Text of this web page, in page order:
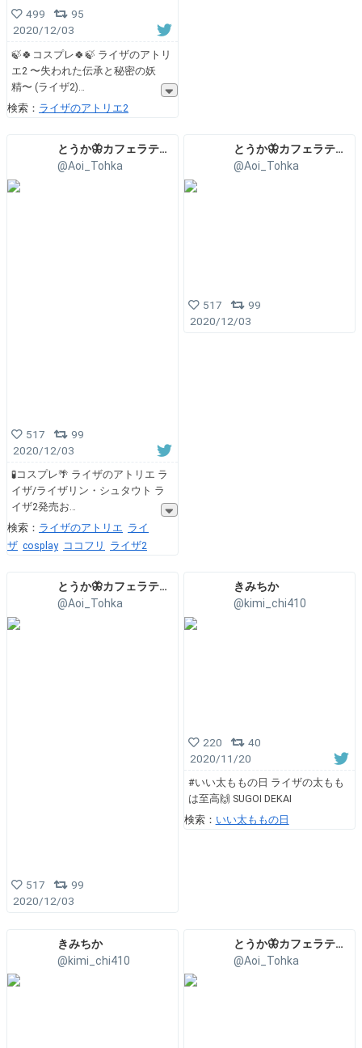
499
95
2020/12/03
🍃🍀コスプレ🍀🍃 ライザのアトリ
エ2 〜失われた伝承と秘密の妖
精〜 (ライザ2)
検索： ライザのアトリエ2
とうか🦋カフェラテ飲みたい☕️
@Aoi_Tohka
517
99
2020/12/03
🧪コスプレ🌴 ライザのアトリエ ラ
イザ/ライザリン・シュタウト ラ
イザ2発売お
検索： ライザのアトリエ ライ
ザ cosplay ココフリ ライザ2
とうか🦋カフェラテ飲みたい☕️
@Aoi_Tohka
517
99
2020/12/03
とうか🦋カフェラテ飲みたい☕️
@Aoi_Tohka
517
99
2020/12/03
きみちか
@kimi_chi410
220
40
2020/11/20
#いい太ももの日 ライザの太もも
は至高🙌 SUGOI DEKAI
検索： いい太ももの日
きみちか
@kimi_chi410
とうか🦋カフェラテ飲みたい☕️
@Aoi_Tohka